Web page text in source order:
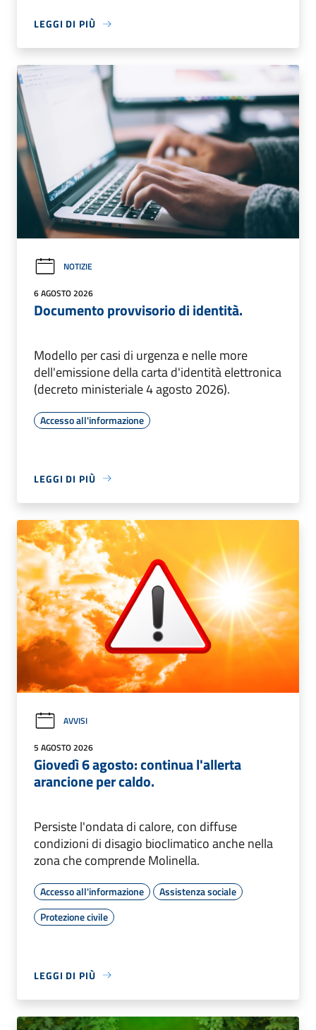
LEGGI DI PIÙ
NOTIZIE
6 AGOSTO 2026
Documento provvisorio di identità.
Modello per casi di urgenza e nelle more
dell'emissione della carta d'identità elettronica
(decreto ministeriale 4 agosto 2026).
Accesso all'informazione
LEGGI DI PIÙ
AVVISI
5 AGOSTO 2026
Giovedì 6 agosto: continua l'allerta
arancione per caldo.
Persiste l'ondata di calore, con diffuse
condizioni di disagio bioclimatico anche nella
zona che comprende Molinella.
Accesso all'informazione
Assistenza sociale
Protezione civile
LEGGI DI PIÙ